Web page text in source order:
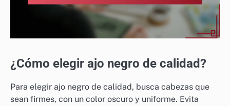
¿Cómo elegir ajo negro de calidad?
Para elegir ajo negro de calidad, busca cabezas que
sean firmes, con un color oscuro y uniforme. Evita